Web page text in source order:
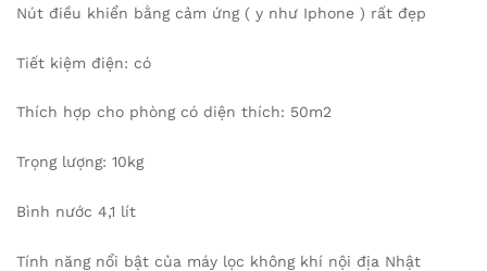
Nút điều khiển bằng cảm ứng ( y như Iphone ) rất đẹp
Tiết kiệm điện: có
Thích hợp cho phòng có diện thích: 50m2
Trọng lượng: 10kg
Bình nước 4,1 lít
Tính năng nổi bật của máy lọc không khí nội địa Nhật